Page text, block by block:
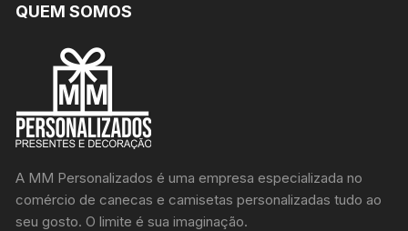
QUEM SOMOS
A MM Personalizados é uma empresa especializada no
comércio de canecas e camisetas personalizadas tudo ao
seu gosto. O limite é sua imaginação.